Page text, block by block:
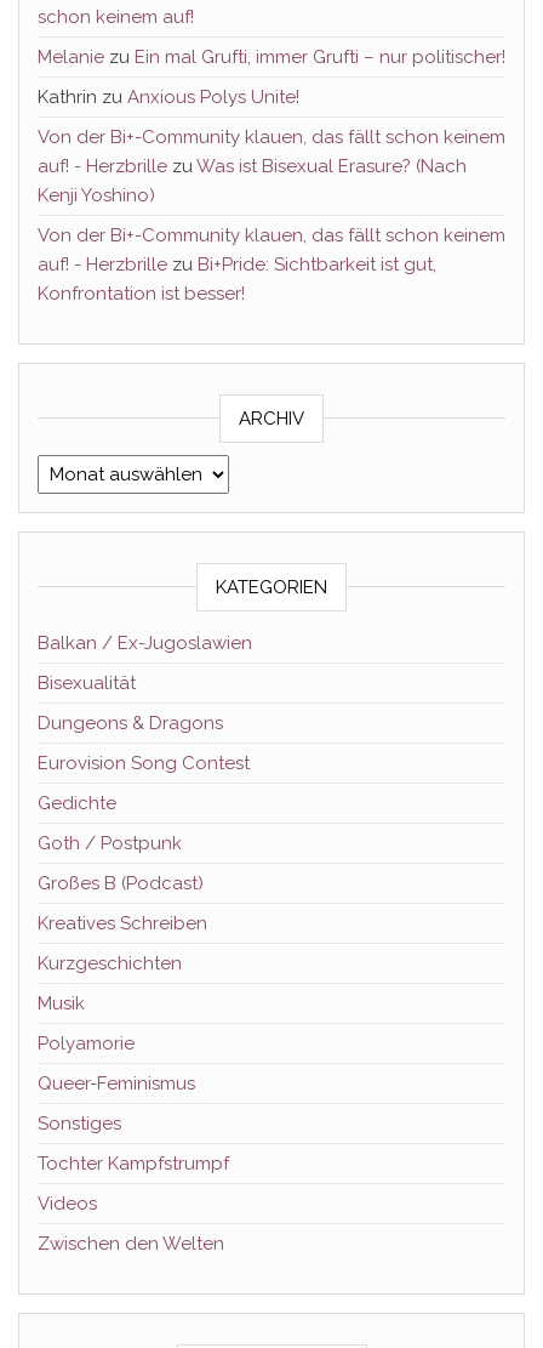
schon keinem auf!
Melanie zu Ein mal Grufti, immer Grufti – nur politischer!
Kathrin zu Anxious Polys Unite!
Von der Bi+-Community klauen, das fällt schon keinem
auf! - Herzbrille zuWas ist Bisexual Erasure? (Nach
Kenji Yoshino)
Von der Bi+-Community klauen, das fällt schon keinem
auf! - Herzbrille zu Bi+Pride: Sichtbarkeit ist gut,
Konfrontation ist besser!
ARCHIV
Archiv
KATEGORIEN
Balkan / Ex-Jugoslawien
Bisexualität
Dungeons & Dragons
Eurovision Song Contest
Gedichte
Goth / Postpunk
Großes B (Podcast)
Kreatives Schreiben
Kurzgeschichten
Musik
Polyamorie
Queer-Feminismus
Sonstiges
Tochter Kampfstrumpf
Videos
Zwischen den Welten